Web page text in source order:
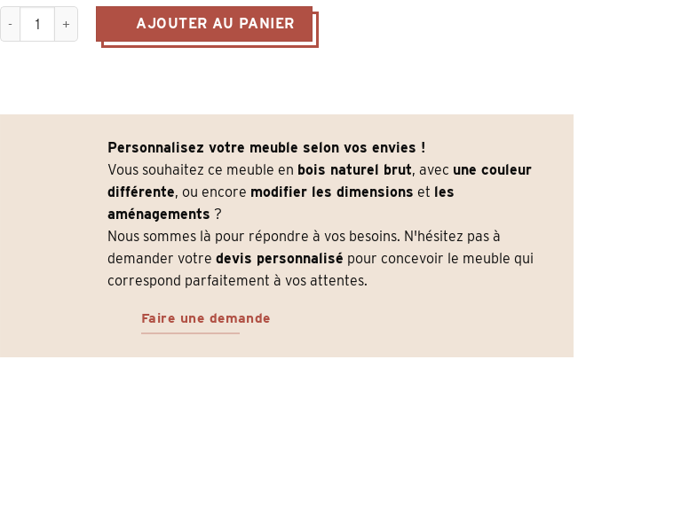
quantité de Comptoir Vintage 360 cm en Pin Massif Brut – Style Boutique & Bar
AJOUTER AU PANIER
Personnalisez votre meuble selon vos envies !
Vous souhaitez ce meuble en bois naturel brut, avec une couleur
différente, ou encore modifier les dimensions et les
aménagements ?
Nous sommes là pour répondre à vos besoins. N'hésitez pas à
demander votredevis personnalisé pour concevoir le meuble qui
correspond parfaitement à vos attentes.
Faire une demande